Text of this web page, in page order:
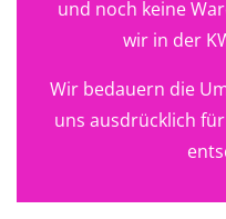
und noch keine
wir in der
Wir bedauern die
uns ausdrücklich